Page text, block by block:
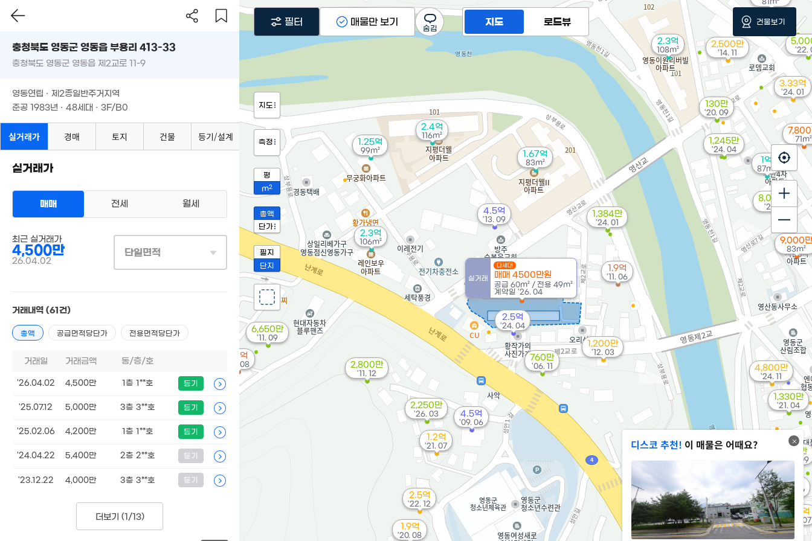
1.67억
83m²
1.25억
99m²
2.4억
116m²
실거래
다세대
매매 4500만원
공급 60m² / 전용 49m²
계약일 '26. 04
2,250만
'26. 03
2.3억
108m²
1억
87m²
4,800만
'24. 11
2.3억
106m²
7,800
71m²
9,000만
83m²
2.5억
'24. 04
1,245만
'24. 04
3.33억
'24. 01
1,384만
'24. 01
8,000만
'23. 11
2.5억
'22. 12
'22.
2.1억
'21. 08
1.2억
'21. 07
1,330만
'21. 04
130만
'20. 09
171만
'20. 09
1.9억
'20. 08
1.7억
'20. 07
2,500만
'14. 11
4.5억
'13. 09
1,200만
'12. 03
2,800만
'11. 12
6,650만
'11. 09
1.9억
'11. 06
1.5억
'09. 07
4.5억
'09. 06
760만
'06. 11
디스코 추천! 이 매물은 어때요?
지도 로드뷰
지도
측정
평
m2
총액
단가
필지
단지
필터 매물만 보기 건물보기
충청북도 영동군 영동읍 부용리 413-33
충청북도 영동군 영동읍 제2교로 11-9
영동연립 · 제2종일반주거지역
준공 1983년 · 48세대 · 3F/B0
실거래가 경매 토지 건물 등기/설계
실거래가
매매 전세 월세
최근 실거래가
4,500만
26.04.02
단일면적
거래내역 (61건)
총액 공급면적당단가 전용면적당단가
거래일 거래금액 동/층/호
'26.04.02 4,500만 1층 1**호 등기
'25.07.12 5,000만 3층 3**호 등기
'25.02.06 4,200만 1층 1**호 등기
'24.04.22 5,400만 2층 2**호 등기
'23.12.22 4,000만 3층 3**호 등기
더보기 (1/13)